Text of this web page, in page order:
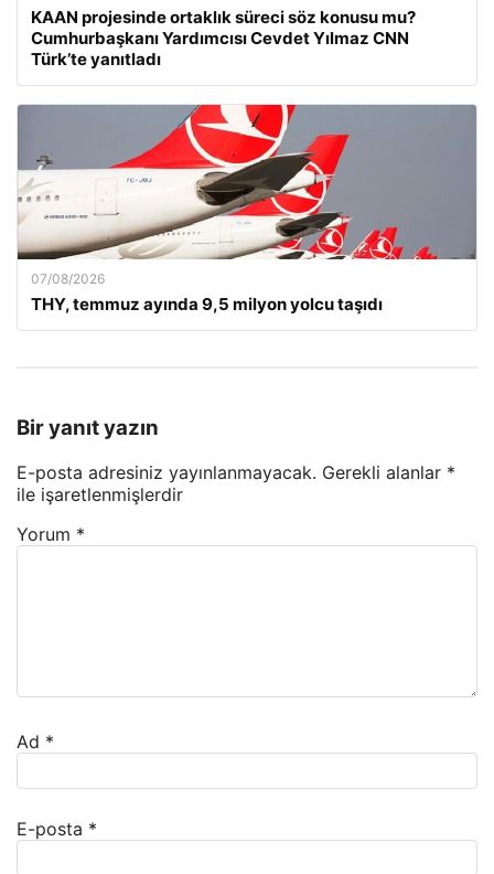
KAAN projesinde ortaklık süreci söz konusu mu?
Cumhurbaşkanı Yardımcısı Cevdet Yılmaz CNN
Türk’te yanıtladı
07/08/2026
THY, temmuz ayında 9,5 milyon yolcu taşıdı
Bir yanıt yazın
E-posta adresiniz yayınlanmayacak. Gerekli alanlar *
ile işaretlenmişlerdir
Yorum *
Ad *
E-posta *